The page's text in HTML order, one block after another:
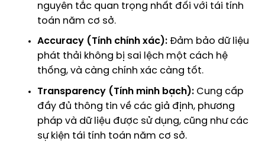
nguyên tắc quan trọng nhất đối với tái tính
toán năm cơ sở.
Accuracy (Tính chính xác): Đảm bảo dữ liệu
phát thải không bị sai lệch một cách hệ
thống, và càng chính xác càng tốt.
Transparency (Tính minh bạch): Cung cấp
đầy đủ thông tin về các giả định, phương
pháp và dữ liệu được sử dụng, cũng như các
sự kiện tái tính toán năm cơ sở.